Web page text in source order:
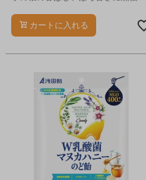
クッキーです。
カートに入れる